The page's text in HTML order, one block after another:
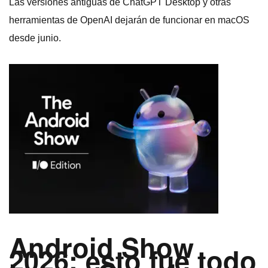
Las versiones antiguas de ChatGPT Desktop y otras
herramientas de OpenAI dejarán de funcionar en macOS
desde junio.
Android Show
2026: esto fue todo